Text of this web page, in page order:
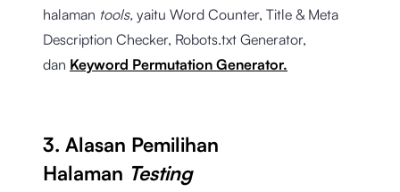
halaman tools, yaitu Word Counter, Title & Meta
Description Checker, Robots.txt Generator,
dan Keyword Permutation Generator.
3. Alasan Pemilihan
Halaman Testing